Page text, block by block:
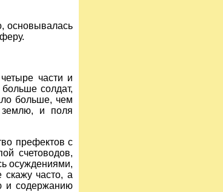
основывалась
части и
солдат,
больше, чем
землю, и поля
префектов с
счетоводов,
осуждениями,
скажу часто, а
и содержанию